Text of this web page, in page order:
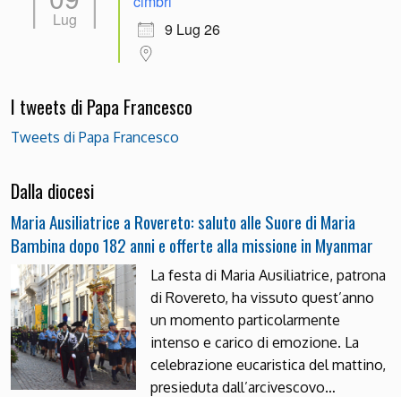
Lug
9 Lug 26
I tweets di Papa Francesco
Tweets di Papa Francesco
Dalla diocesi
Maria Ausiliatrice a Rovereto: saluto alle Suore di Maria
Bambina dopo 182 anni e offerte alla missione in Myanmar
La festa di Maria Ausiliatrice, patrona
di Rovereto, ha vissuto quest’anno
un momento particolarmente
intenso e carico di emozione. La
celebrazione eucaristica del mattino,
presieduta dall’arcivescovo…